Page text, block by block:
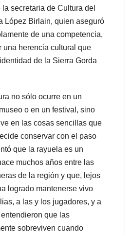
secretaria de Cultura del
López Birlain, quien aseguró
de una competencia,
una herencia cultural que
de la Sierra Gorda
no sólo ocurre en un
o en un festival, sino
en las cosas sencillas que
conservar con el paso
que la rayuela es un
muchos años entre las
de la región y que, lejos
logrado mantenerse vivo
a las y los jugadores, y a
que las
sobreviven cuando